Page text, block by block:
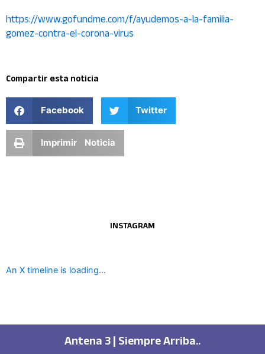
https://www.gofundme.com/f/ayudemos-a-la-familia-
gomez-contra-el-corona-virus
Compartir esta noticia
Facebook Twitter
Imprimir Noticia
INSTAGRAM
An X timeline is loading...
Antena 3 | Siempre Arriba..